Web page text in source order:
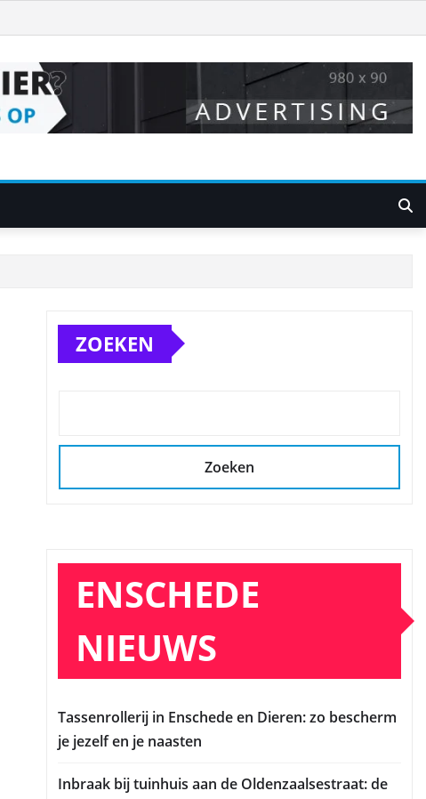
ZOEKEN
Zoeken
ENSCHEDE
NIEUWS
Tassenrollerij in Enschede en Dieren: zo bescherm
je jezelf en je naasten
Inbraak bij tuinhuis aan de Oldenzaalsestraat: de